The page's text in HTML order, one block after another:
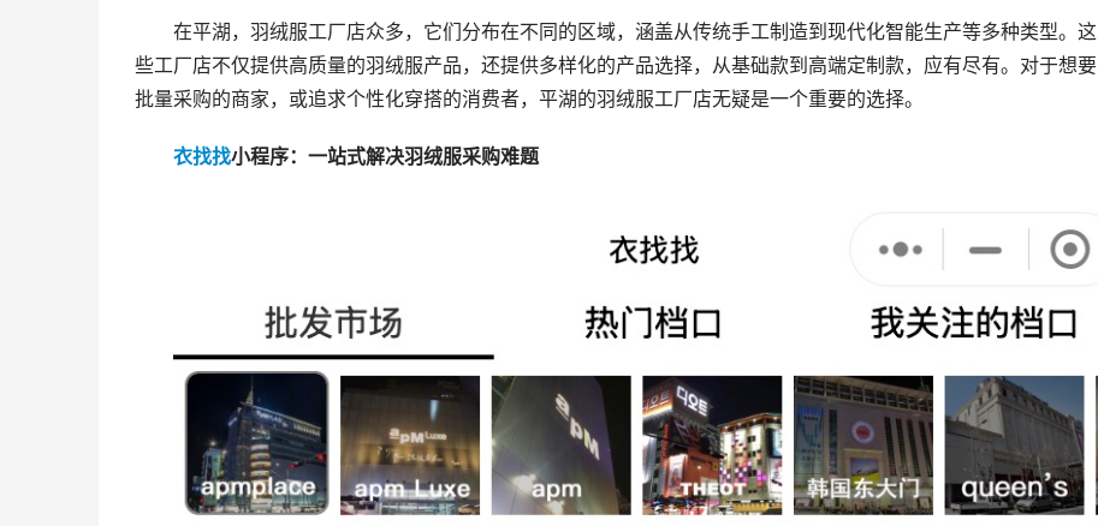
在平湖，羽绒服工厂店众多，它们分布在不同的区域，涵盖从传统手工制造到现代化智能生产等多种类型。这
些工厂店不仅提供高质量的羽绒服产品，还提供多样化的产品选择，从基础款到高端定制款，应有尽有。对于想要
批量采购的商家，或追求个性化穿搭的消费者，平湖的羽绒服工厂店无疑是一个重要的选择。
衣找找小程序：一站式解决羽绒服采购难题